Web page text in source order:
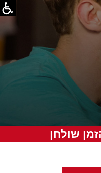
שולחן